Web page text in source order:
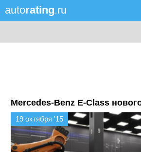
autorating.ru
Mercedes-Benz E-Class
19 октября '15